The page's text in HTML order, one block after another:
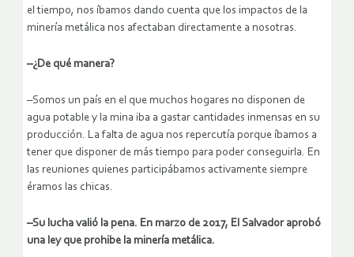
el tiempo, nos íbamos dando cuenta que los impactos de la
minería metálica nos afectaban directamente a nosotras.
–¿De qué manera?
–Somos un país en el que muchos hogares no disponen de
agua potable y la mina iba a gastar cantidades inmensas en su
producción. La falta de agua nos repercutía porque íbamos a
tener que disponer de más tiempo para poder conseguirla. En
las reuniones quienes participábamos activamente siempre
éramos las chicas.
–Su lucha valió la pena. En marzo de 2017, El Salvador aprobó
una ley que prohibe la minería metálica.